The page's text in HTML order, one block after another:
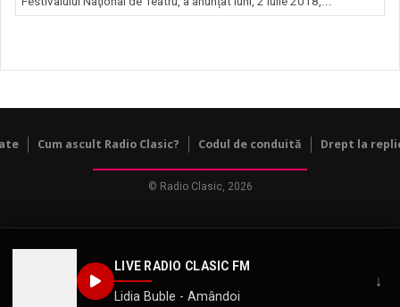
LIVE RADIO CLASIC FM
Lidia Buble - Amândoi
↓
Cum ascult Radio Clasic? Codul de conduită Drept la
© Radio Clasic, 2026